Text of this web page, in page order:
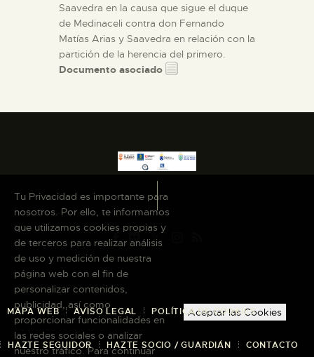
Saavedra en la causa que sigue el duque
de Medinaceli contra don Fernando
Matías Arias y Saavedra en relación con la
partición de la herencia del primero.
Documento asociado
MAPA WEB AVISO LEGAL POLÍTICA DE COOKIES
HAZTE SEGUIDOR HAZTE SOCIO / GUARDIÁN CONTACTO
Tu Privacidad es importante para
nosotros. Por ello, te informamos
que utilizamos cookies propias y
de terceros para realizar análisis
de uso y medición de nuestra
página web con el fin de
personalizar contenidos,
publicidad, así como
proporcionar funcionalidades en
las redes sociales o analizar
nuestro tráfico. Para continuar
Aceptar las Cookies